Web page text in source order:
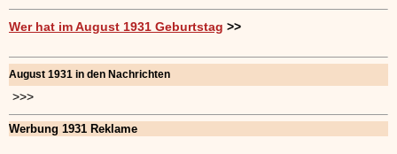
Wer hat im August 1931 Geburtstag >>
August 1931 in den Nachrichten
>>>
Werbung 1931 Reklame